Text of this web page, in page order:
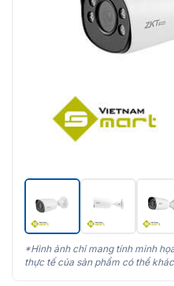
*Hình ảnh chỉ mang tính minh
thực tế của sản phẩm có thể